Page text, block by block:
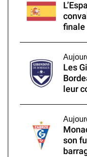
finale
Les
leur
son